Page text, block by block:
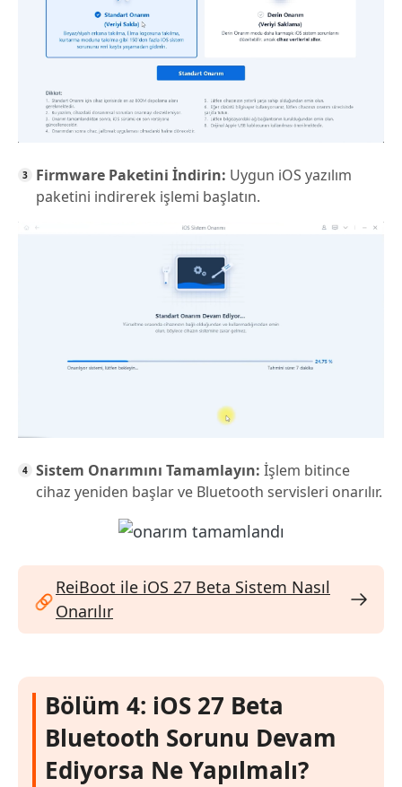
Firmware Paketini İndirin: Uygun iOS yazılım
paketini indirerek işlemi başlatın.
Sistem Onarımını Tamamlayın: İşlem bitince
cihaz yeniden başlar ve Bluetooth servisleri onarılır.
ReiBoot ile iOS 27 Beta Sistem Nasıl
Onarılır
Bölüm 4: iOS 27 Beta
Bluetooth Sorunu Devam
Ediyorsa Ne Yapılmalı?